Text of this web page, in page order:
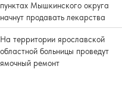
пунктах Мышкинского округа
начнут продавать лекарства
На территории ярославской
областной больницы проведут
ямочный ремонт